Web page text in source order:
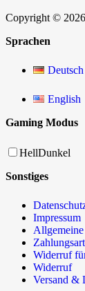
Copyright ©
Sprachen
Deutsch
English
Gaming Modus
HellDunkel
Sonstiges
Impressum
Allgemeine
Widerruf
Widerruf
Versand &